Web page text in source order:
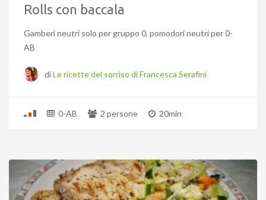
Rolls con baccala
Gamberi neutri solo per gruppo 0, pomodori neutri per 0-
AB
diLe ricette del sorriso di Francesca Serafini
0-AB 2 persone 20min